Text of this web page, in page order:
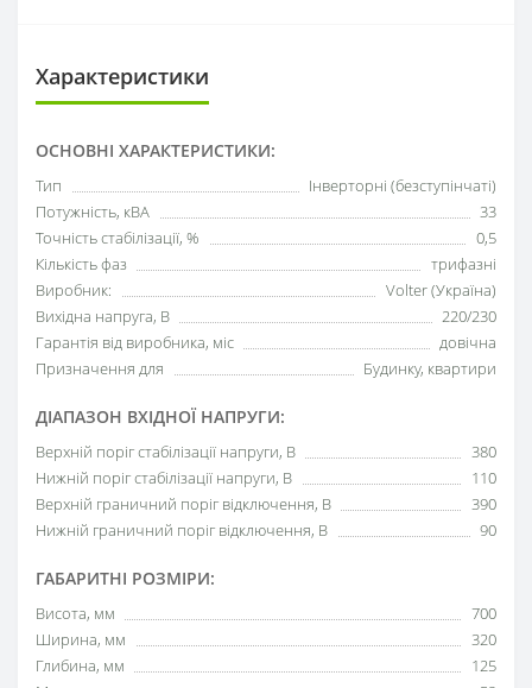
Характеристики
ОСНОВНІ ХАРАКТЕРИСТИКИ:
Тип
Інверторні (безступінчаті)
Потужність, кВА
33
Точність стабілізації, %
0,5
Кількість фаз
трифазні
Виробник:
Volter (Україна)
Вихідна напруга, В
220/230
Гарантія від виробника, міс
довічна
Призначення для
Будинку, квартири
ДІАПАЗОН ВХІДНОЇ НАПРУГИ:
Верхній поріг стабілізації напруги, В
380
Нижній поріг стабілізації напруги, В
110
Верхній граничний поріг відключення, В
390
Нижній граничний поріг відключення, В
90
ГАБАРИТНІ РОЗМІРИ:
Висота, мм
700
Ширина, мм
320
Глибина, мм
125